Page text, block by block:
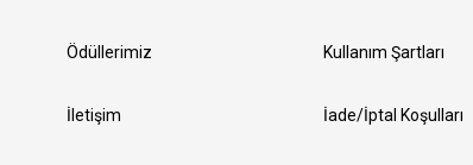
Ödüllerimiz
İletişim
Kullanım Şartları
İade/İptal Koşulları